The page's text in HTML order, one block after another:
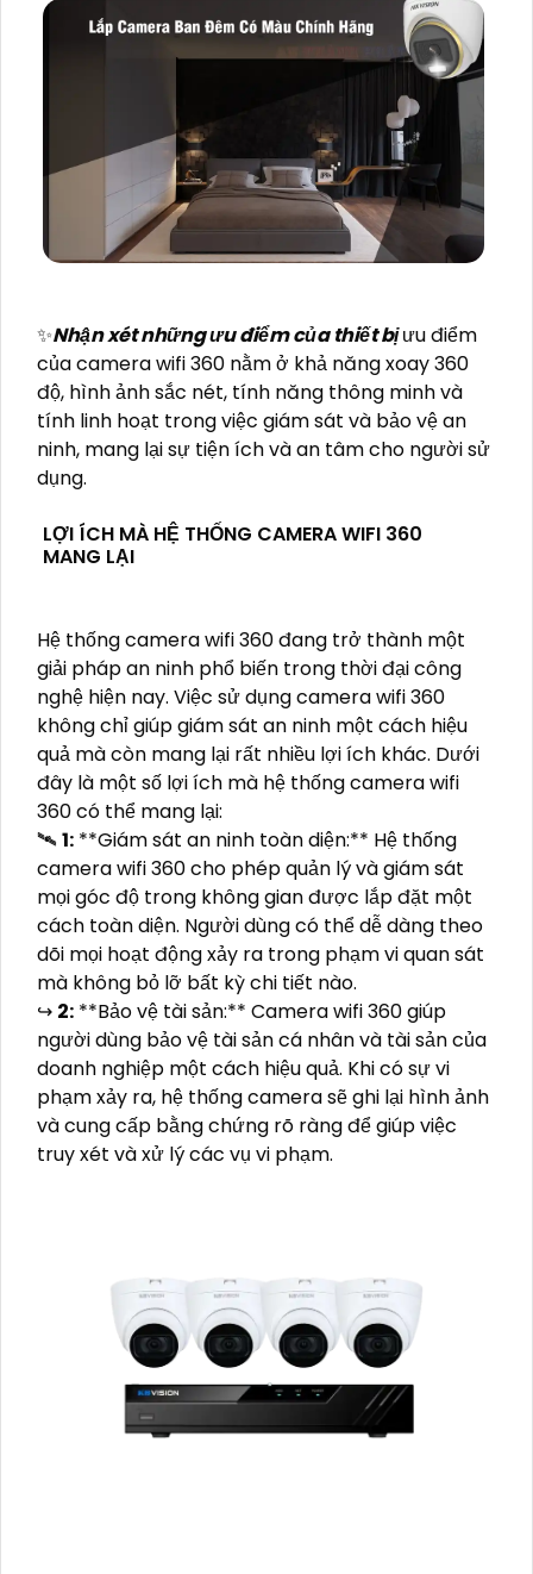
✨Nhận xét những ưu điểm của thiết bịưu điểm
của camera wifi 360 nằm ở khả năng xoay 360
độ, hình ảnh sắc nét, tính năng thông minh và
tính linh hoạt trong việc giám sát và bảo vệ an
ninh, mang lại sự tiện ích và an tâm cho người sử
dụng.
LỢI ÍCH MÀ HỆ THỐNG CAMERA WIFI 360
MANG LẠI
Hệ thống camera wifi 360 đang trở thành một
giải pháp an ninh phổ biến trong thời đại công
nghệ hiện nay. Việc sử dụng camera wifi 360
không chỉ giúp giám sát an ninh một cách hiệu
quả mà còn mang lại rất nhiều lợi ích khác. Dưới
đây là một số lợi ích mà hệ thống camera wifi
360 có thể mang lại:
🛰 1: **Giám sát an ninh toàn diện:** Hệ thống
camera wifi 360 cho phép quản lý và giám sát
mọi góc độ trong không gian được lắp đặt một
cách toàn diện. Người dùng có thể dễ dàng theo
dõi mọi hoạt động xảy ra trong phạm vi quan sát
mà không bỏ lỡ bất kỳ chi tiết nào.
↪️ 2: **Bảo vệ tài sản:** Camera wifi 360 giúp
người dùng bảo vệ tài sản cá nhân và tài sản của
doanh nghiệp một cách hiệu quả. Khi có sự vi
phạm xảy ra, hệ thống camera sẽ ghi lại hình ảnh
và cung cấp bằng chứng rõ ràng để giúp việc
truy xét và xử lý các vụ vi phạm.